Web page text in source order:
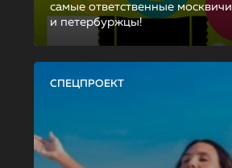
самые ответственные москвичи
и петербуржцы!
СПЕЦПРОЕКТ